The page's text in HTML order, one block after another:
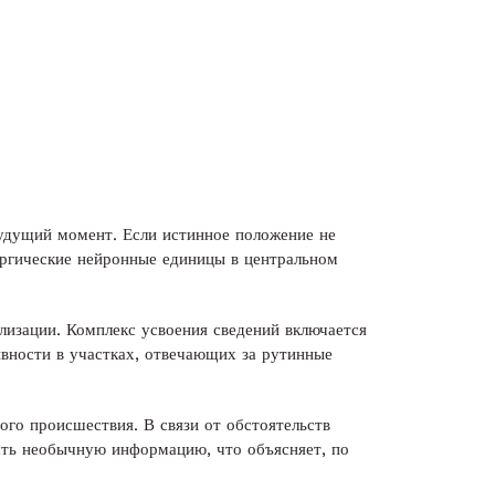
момент. Если истинное положение не
нейронные единицы в центральном
Комплекс усвоения сведений включается
в участках, отвечающих за рутинные
происшествия. В связи от обстоятельств
необычную информацию, что объясняет, по